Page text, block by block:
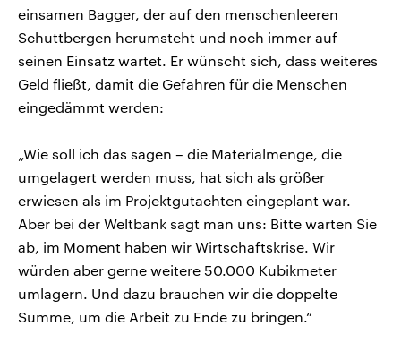
einsamen Bagger, der auf den menschenleeren
Schuttbergen herumsteht und noch immer auf
seinen Einsatz wartet. Er wünscht sich, dass weiteres
Geld fließt, damit die Gefahren für die Menschen
eingedämmt werden:
„Wie soll ich das sagen – die Materialmenge, die
umgelagert werden muss, hat sich als größer
erwiesen als im Projektgutachten eingeplant war.
Aber bei der Weltbank sagt man uns: Bitte warten Sie
ab, im Moment haben wir Wirtschaftskrise. Wir
würden aber gerne weitere 50.000 Kubikmeter
umlagern. Und dazu brauchen wir die doppelte
Summe, um die Arbeit zu Ende zu bringen.“